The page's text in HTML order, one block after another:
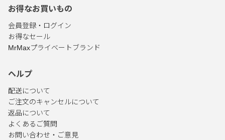
お得なお買いもの
会員登録・ログイン
お得なセール
MrMaxプライベートブランド
ヘルプ
配送について
ご注文のキャンセルについて
返品について
よくあるご質問
お問い合わせ・ご意見